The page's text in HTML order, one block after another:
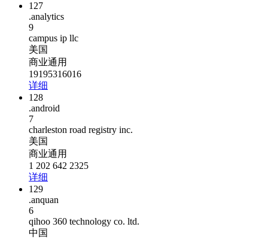
127
.analytics
9
campus ip llc
美国
商业通用
19195316016
详细
128
.android
7
charleston road registry inc.
美国
商业通用
1 202 642 2325
详细
129
.anquan
6
qihoo 360 technology co. ltd.
中国